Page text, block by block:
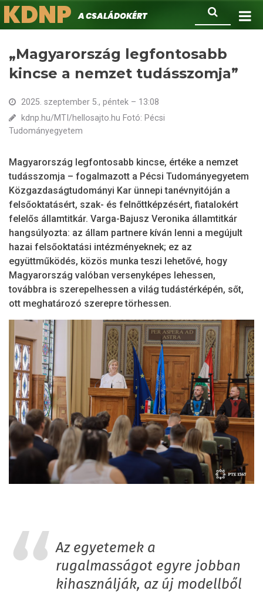
Ugrás
a
Keresés
KDNPA családokért.
„Magyarország legfontosabb
kincse a nemzet tudásszomja”
2025. szeptember 5., péntek – 13:08
kdnp.hu/MTI/hellosajto.hu Fotó: Pécsi
Tudományegyetem
Magyarország legfontosabb kincse, értéke a nemzet
tudásszomja – fogalmazott a Pécsi Tudományegyetem
Közgazdaságtudományi Kar ünnepi tanévnyitóján a
felsőoktatásért, szak- és felnőttképzésért, fiatalokért
felelős államtitkár. Varga-Bajusz Veronika államtitkár
hangsúlyozta: az állam partnere kíván lenni a megújult
hazai felsőoktatási intézményeknek; ez az
együttműködés, közös munka teszi lehetővé, hogy
Magyarország valóban versenyképes lehessen,
továbbra is szerepelhessen a világ tudástérképén, sőt,
ott meghatározó szerepre törhessen.
Az egyetemek a
rugalmasságot egyre jobban
kihasználják, az új modellből